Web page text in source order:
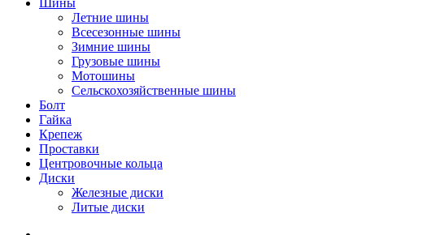
Шины
Летние шины
Всесезонные шины
Зимние шины
Грузовые шины
Мотошины
Сельскохозяйственные шины
Болт
Гайка
Крепеж
Проставки
Центровочные кольца
Диски
Железные диски
Литые диски